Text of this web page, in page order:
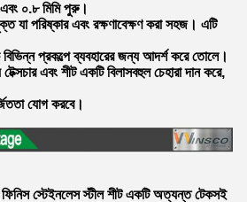
০.৮ মিমি পুরু।
যা পরিষ্কার এবং রক্ষণাবেক্ষণ করা সহজ। এটি
প্রকল্পে ব্যবহারের জন্য আদর্শ করে তোলে।
এবং শীট একটি বিলাসবহুল চেহারা দান করে,
যোগ করবে।
ফিনিস স্টেইনলেস স্টীল শীট একটি অত্যন্ত টেকসই